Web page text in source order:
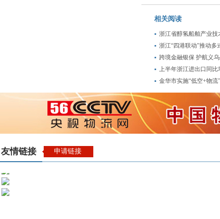
相关阅读
浙江省醇氢船舶产业
浙江“四港联动”推动多
跨境金融银保 护航义
上半年浙江进出口同比
金华市实施“低空+物
友情链接 申请链接